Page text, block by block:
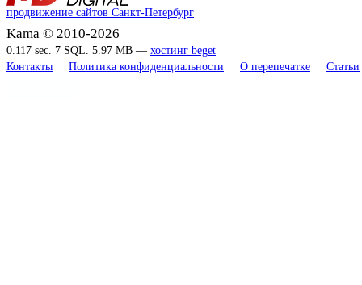
продвижение сайтов Санкт-Петербург
Kama © 2010-2026
0.117 sec. 7 SQL. 5.97 MB — хостинг beget
Контакты
Политика конфиденциальности О перепечатке Статьи